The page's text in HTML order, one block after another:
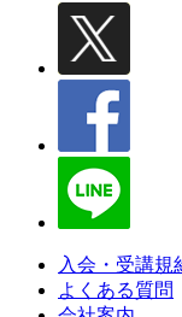
入会・受講規
よくある質問